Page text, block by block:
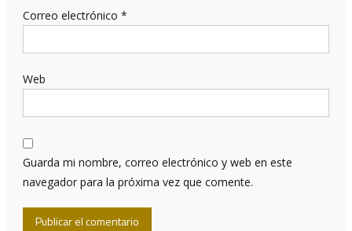
Correo electrónico *
Web
Guarda mi nombre, correo electrónico y web en este
navegador para la próxima vez que comente.